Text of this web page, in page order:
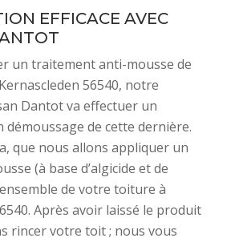
EFFICACE AVEC
un traitement anti-mousse de
56540, notre
Dantot va effectuer un
démoussage de cette dernière.
que nous allons appliquer un
(à base d’algicide et de
de votre toiture à
Après avoir laissé le produit
rincer votre toit ; nous vous